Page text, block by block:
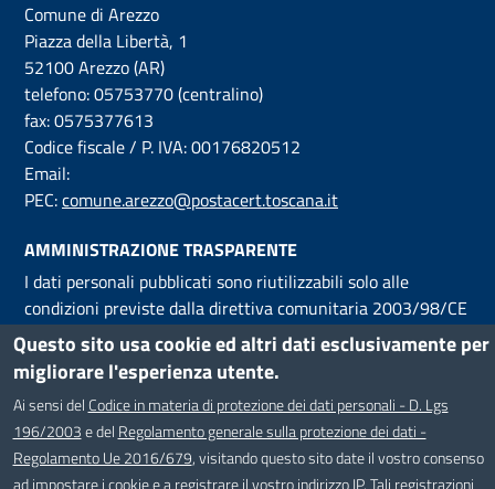
Comune di Arezzo
Piazza della Libertà, 1
52100 Arezzo (AR)
telefono: 05753770 (centralino)
fax: 0575377613
Codice fiscale / P. IVA: 00176820512
Email:
PEC:comune.arezzo@postacert.toscana.it
AMMINISTRAZIONE TRASPARENTE
I dati personali pubblicati sono riutilizzabili solo alle
condizioni previste dalla direttiva comunitaria 2003/98/CE
e dal d.lgs. 36/2006.
HELPDESK
Segnalazioni di malfunzionamenti del SIT possono essere
inviativia email al servizio Helpdesk, attivo dal Lunedì al
Venerdì, dalle ore 9 alle ore 18.
Questo sito usa cookie ed altri dati esclusivamente per
migliorare l'esperienza utente.
Ai sensi del Codice in materia di protezione dei dati personali - D. Lgs
196/2003e del Regolamento generale sulla protezione dei dati -
Regolamento Ue 2016/679, visitando questo sito date il vostro consenso